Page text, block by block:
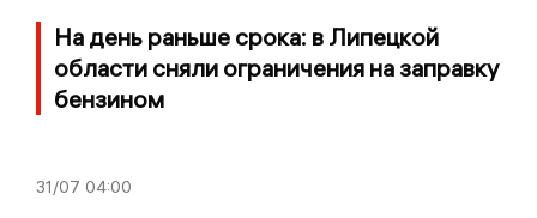
На день раньше срока: в Липецкой
области сняли ограничения на заправку
бензином
31/07 04:00